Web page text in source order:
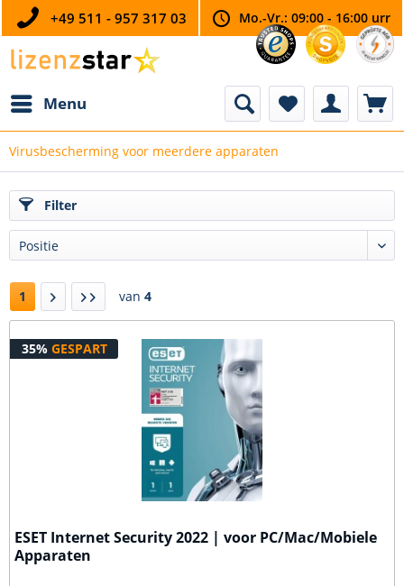
+49 511 - 957 317 03 Mo.-Vr.: 09:00 - 16:00 urr
Menu
Virusbescherming voor meerdere apparaten
Filter
1 van 4
35% GESPART
ESET Internet Security 2022 | voor PC/Mac/Mobiele
Apparaten